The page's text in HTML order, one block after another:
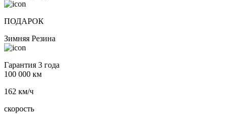
ПОДАРОК
Зимняя Резина
Гарантия 3 года
100 000 км
162 км/ч
скорость